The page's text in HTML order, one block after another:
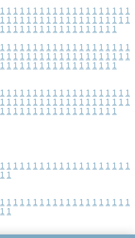
1 1 1 1 1 1 1 1 1 1 1 1 1 1 1 1 1 1 1 1
1 1 1 1 1 1 1 1 1 1 1 1 1 1 1 1 1 1 1 1
1 1 1 1 1 1 1 1 1 1 1 1 1 1 1 1 1 1
1 1 1 1 1 1 1 1 1 1 1 1 1 1 1 1 1 1 1 1
1 1 1 1 1 1 1 1 1 1 1 1 1 1 1 1 1 1 1 1
1 1 1 1 1 1 1 1 1 1 1 1 1 1 1 1 1 1
1 1 1 1 1 1 1 1 1 1 1 1 1 1 1 1 1 1 1 1
1 1 1 1 1 1 1 1 1 1 1 1 1 1 1 1 1 1 1 1
1 1 1 1 1 1 1 1 1 1 1 1 1 1 1 1 1 1
1 1 1 1 1 1 1 1 1 1 1 1 1 1 1 1 1 1 1 1
1 1
1 1 1 1 1 1 1 1 1 1 1 1 1 1 1 1 1 1 1 1
1 1